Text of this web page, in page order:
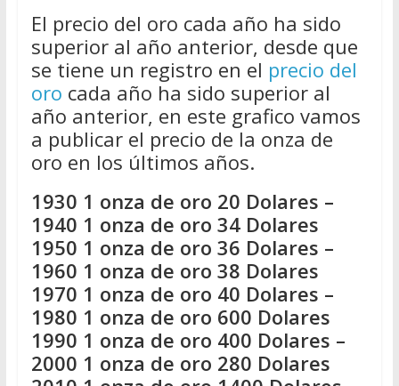
El precio del oro cada año ha sido
superior al año anterior, desde que
se tiene un registro en el precio del
oro cada año ha sido superior al
año anterior, en este grafico vamos
a publicar el precio de la onza de
oro en los últimos años.
1930 1 onza de oro 20 Dolares –
1940 1 onza de oro 34 Dolares
1950 1 onza de oro 36 Dolares –
1960 1 onza de oro 38 Dolares
1970 1 onza de oro 40 Dolares –
1980 1 onza de oro 600 Dolares
1990 1 onza de oro 400 Dolares –
2000 1 onza de oro 280 Dolares